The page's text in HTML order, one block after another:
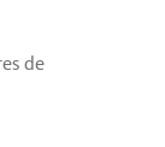
de